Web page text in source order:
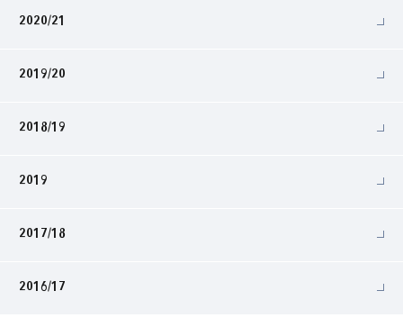
2020/21
2019/20
2018/19
2019
2017/18
2016/17